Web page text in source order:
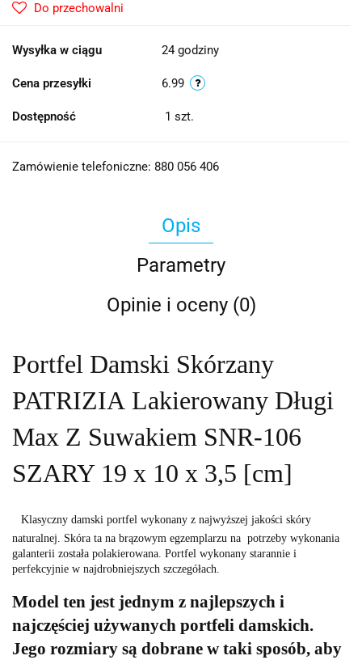
Do przechowalni
Wysyłka w ciągu 24 godziny
Cena przesyłki 6.99
Dostępność 1 szt.
Zamówienie telefoniczne: 880 056 406
Opis
Parametry
Opinie i oceny (0)
Portfel Damski Skórzany
PATRIZIA Lakierowany Długi
Max Z Suwakiem SNR-106
SZARY 19 x 10 x 3,5 [cm]
Klasyczny damski portfel wykonany z najwyższej jakości skóry
naturalnej. Skóra ta na brązowym egzemplarzu na potrzeby wykonania
galanterii została polakierowana. Portfel wykonany starannie i
perfekcyjnie w najdrobniejszych szczegółach.
Model ten jest jednym z najlepszych i
najczęściej używanych portfeli damskich.
Jego rozmiary są dobrane w taki sposób, aby